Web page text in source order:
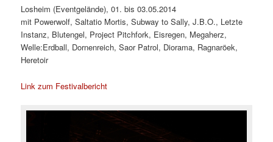
Losheim (Eventgelände), 01. bis 03.05.2014
mit Powerwolf, Saltatio Mortis, Subway to Sally, J.B.O., Letzte
Instanz, Blutengel, Project Pitchfork, Eisregen, Megaherz,
Welle:Erdball, Dornenreich, Saor Patrol, Diorama, Ragnaröek,
Heretoir
Link zum Festivalbericht